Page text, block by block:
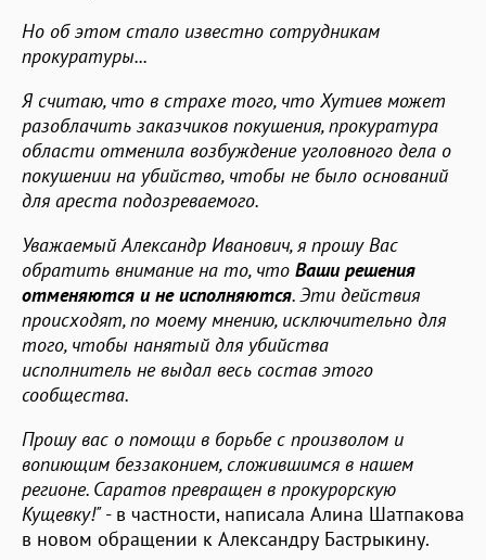
Но об этом стало известно сотрудникам
прокуратуры...
Я считаю, что в страхе того, что Хутиев может
разоблачить заказчиков покушения, прокуратура
области отменила возбуждение уголовного дела о
покушении на убийство, чтобы не было оснований
для ареста подозреваемого.
Уважаемый Александр Иванович, я прошу Вас
обратить внимание на то, что Ваши решения
отменяются и не исполняются. Эти действия
происходят, по моему мнению, исключительно для
того, чтобы нанятый для убийства
исполнитель не выдал весь состав этого
сообщества.
Прошу вас о помощи в борьбе с произволом и
вопиющим беззаконием, сложившимся в нашем
регионе. Саратов превращен в прокурорскую
Кущевку!"- в частности, написала Алина Шатпакова
в новом обращении к Александру Бастрыкину.